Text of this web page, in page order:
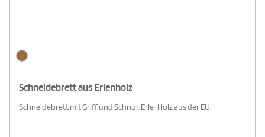
Schneidebrett aus Erlenholz
Schneidebrett mit Griff und Schnur. Erle-Holz aus der EU.